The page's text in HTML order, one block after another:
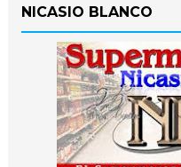
NICASIO BLANCO